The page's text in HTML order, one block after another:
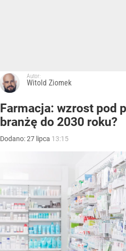
Autor:
Witold Ziomek
Farmacja: wzrost pod
branżę do 2030 roku?
Dodano:27 lipca 13:15